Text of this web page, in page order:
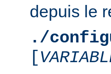
depuis le
./
[